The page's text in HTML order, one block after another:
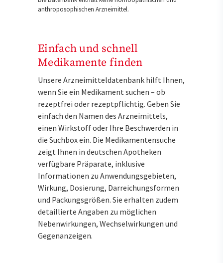
anthroposophischen Arzneimittel.
Einfach und schnell
Medikamente finden
Unsere Arzneimitteldatenbank hilft Ihnen,
wenn Sie ein Medikament suchen – ob
rezeptfrei oder rezeptpflichtig. Geben Sie
einfach den Namen des Arzneimittels,
einen Wirkstoff oder Ihre Beschwerden in
die Suchbox ein. Die Medikamentensuche
zeigt Ihnen in deutschen Apotheken
verfügbare Präparate, inklusive
Informationen zu Anwendungsgebieten,
Wirkung, Dosierung, Darreichungsformen
und Packungsgrößen. Sie erhalten zudem
detaillierte Angaben zu möglichen
Nebenwirkungen, Wechselwirkungen und
Gegenanzeigen.